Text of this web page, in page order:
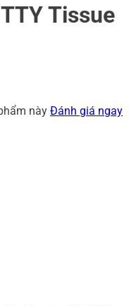
Tissue
này Đánh giá ngay